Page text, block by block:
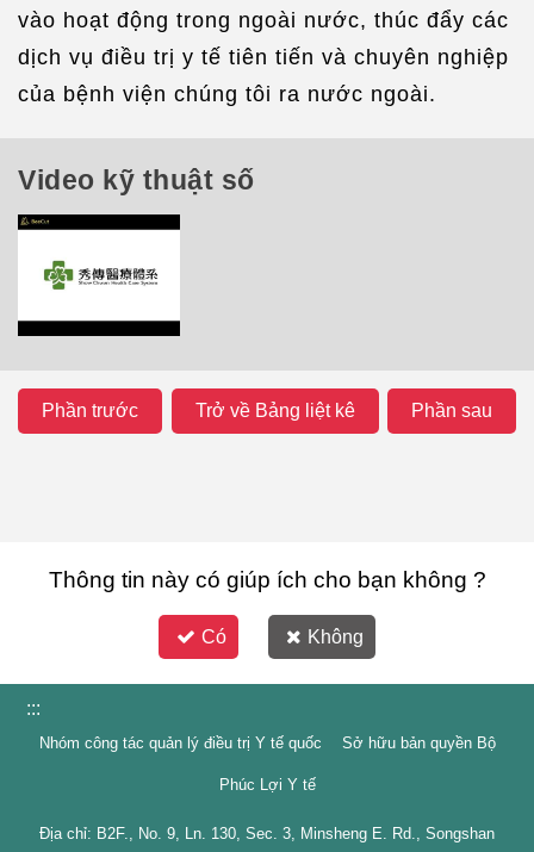
vào hoạt động trong ngoài nước, thúc đẩy các
dịch vụ điều trị y tế tiên tiến và chuyên nghiệp
của bệnh viện chúng tôi ra nước ngoài.
Video kỹ thuật số
Phần trước Trở về Bảng liệt kê Phần sau
Thông tin này có giúp ích cho bạn không ?
Có Không
:::
Nhóm công tác quản lý điều trị Y tế quốc Sở hữu bản quyền Bộ
Phúc Lợi Y tế
Địa chỉ: B2F., No. 9, Ln. 130, Sec. 3, Minsheng E. Rd., Songshan